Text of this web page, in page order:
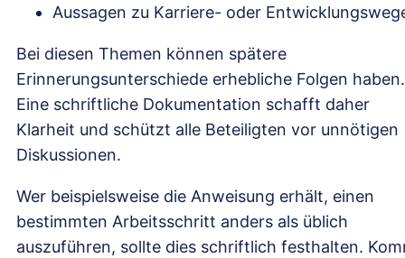
Aussagen zu Karriere- oder
Bei diesen Themen können spätere
Erinnerungsunterschiede erhebliche Folgen haben.
Eine schriftliche Dokumentation schafft daher
Klarheit und schützt alle Beteiligten vor unnötigen
Diskussionen.
Wer beispielsweise die Anweisung erhält, einen
bestimmten Arbeitsschritt anders als üblich
auszuführen, sollte dies schriftlich festhalten.